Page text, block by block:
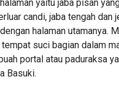
yaitu jaba pisan
candi, jaba tengah dan
halaman utamanya.
suci bagian dalam
portal atau paduraksa
Basuki.